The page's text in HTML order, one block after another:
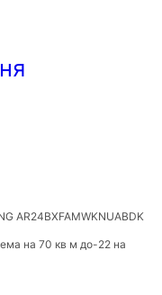
AR24BXFAMWKNUABDK
на 70 кв м до-22 на